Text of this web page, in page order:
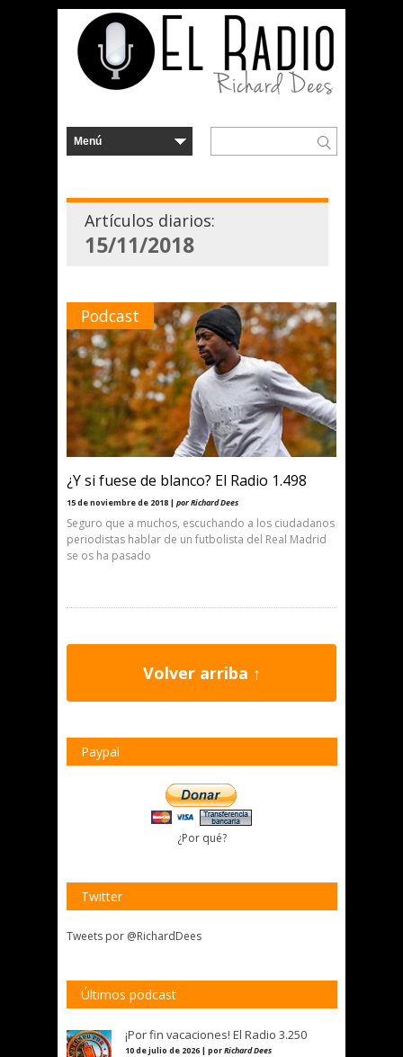
Artículos diarios:
15/11/2018
Podcast
¿Y si fuese de blanco? El Radio 1.498
15 de noviembre de 2018 | por Richard Dees
Seguro que a muchos, escuchando a los ciudadanos
periodistas hablar de un futbolista del Real Madrid
se os ha pasado
Volver arriba ↑
Paypal
¿Por qué?
Twitter
Tweets por @RichardDees
Últimos podcast
¡Por fin vacaciones! El Radio 3.250
10 de julio de 2026 | porRichard Dees